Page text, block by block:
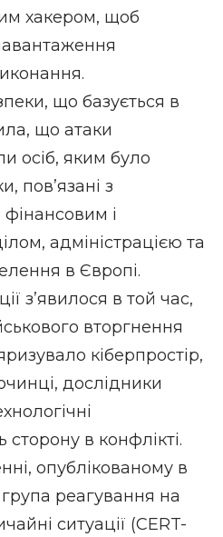
хакером, щоб
що базується в
що атаки
осіб, яким було
пов’язані з
і
адміністрацією та
в Європі.
з’явилося в той час,
вторгнення
кіберпростір,
дослідники
сторону в конфлікті.
опублікованому в
реагування на
ситуації (CERT-